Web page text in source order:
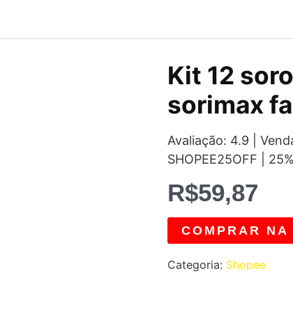
Kit 12
sorimax
Avaliação: 4.9 |
SHOPEE25OFF |
R$59,87
COMPRAR NA
Categoria: Shopee